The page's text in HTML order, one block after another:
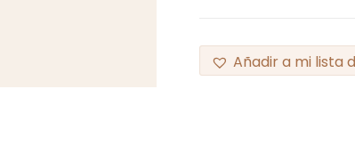
Añadir a mi lista